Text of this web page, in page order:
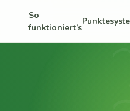
So
funktioniert’s